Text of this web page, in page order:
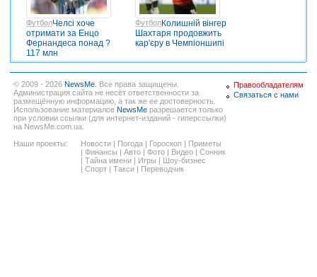
ФутболЧелсі хоче
отримати за Енцо
Фернандеса понад ?
117 млн
ФутболКолишній вінгер
Шахтаря продовжить
кар'єру в Чемпіоншипі
© 2009 - 2026 NewsMe . Все права защищены.
Администрация сайта не несёт ответственности за
размещённую информацию, а так же ее достоверность.
Использование материалов NewsMe разрешается только
при условии ссылки (для интернет-изданий - гиперссылки)
на NewsMe.com.ua.
Наши проекты:
Новости | Погода | Гороскоп | Приметы
| Финансы | Авто | Фото | Видео | Сонник
| Тайна имени | Игры | Шоу-бизнес
| Спорт | Такси | Переводчик
Правообладателям
Связаться с нами